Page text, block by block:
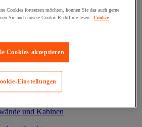
und Ablagen
Trennwände
und Kabinen
Cookies fortsetzen möchten, können Sie das auch gerne
Sie auch unsere Cookie-Richtlinie lesen.
Cookie
Cookies akzeptieren
Einstellungen